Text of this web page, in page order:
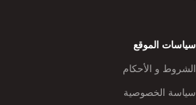
سياسات الموقع
الشروط و الأحكام
سياسة الخصوصية